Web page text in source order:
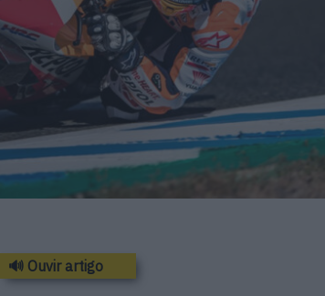
🔊 Ouvir artigo